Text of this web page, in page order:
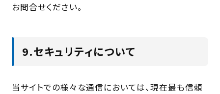
お問合せください。
9.セキュリティについて
当サイトでの様々な通信においては、現在最も信頼